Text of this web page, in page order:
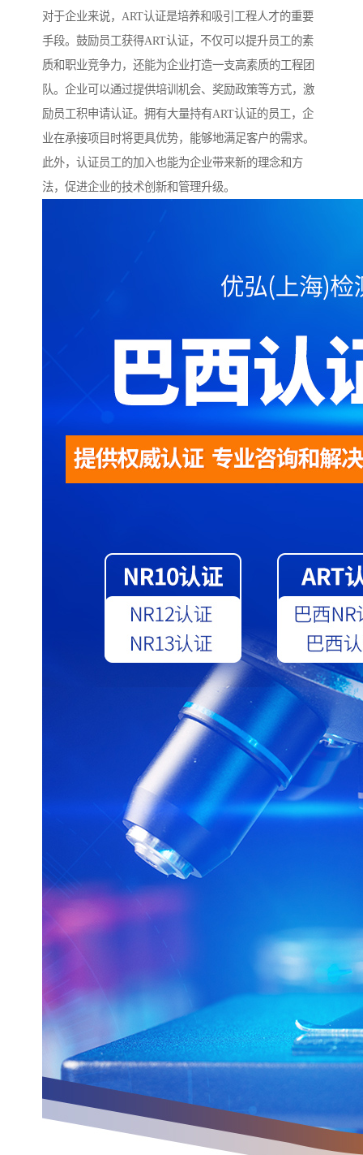
对于企业来说，ART认证是培养和吸引工程人才的重要
手段。鼓励员工获得ART认证，不仅可以提升员工的素
质和职业竞争力，还能为企业打造一支高素质的工程团
队。企业可以通过提供培训机会、奖励政策等方式，激
励员工积申请认证。拥有大量持有ART认证的员工，企
业在承接项目时将更具优势，能够地满足客户的需求。
此外，认证员工的加入也能为企业带来新的理念和方
法，促进企业的技术创新和管理升级。